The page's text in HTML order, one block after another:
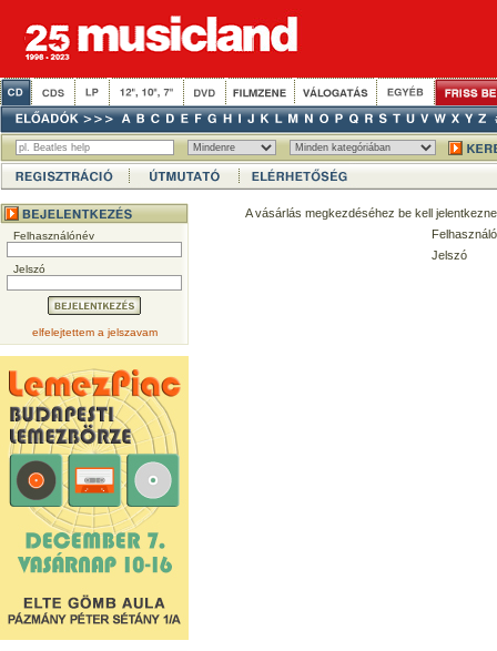
Felhasználónév
Jelszó
elfelejtettem a jelszavam
A vásárlás megkezdéséhez be kell
Jelszó